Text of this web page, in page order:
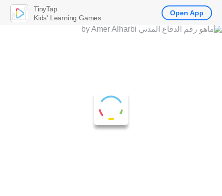
TinyTap
Kids' Learning Games
Open App